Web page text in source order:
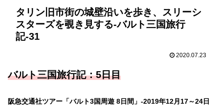
タリン旧市街の城壁沿いを歩き、スリーシ
スターズを覗き見する-バルト三国旅行
記-31
2020.07.23
バルト三国旅行記：5日目
阪急交通社ツアー「バルト3国周遊 8日間」-2019年12月17～24日